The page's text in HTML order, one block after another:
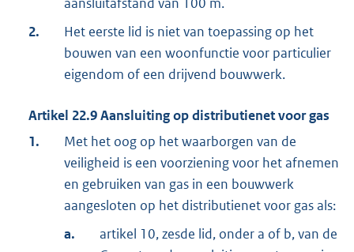
2.
Het eerste lid is niet van toepassing op het
bouwen van een woonfunctie voor particulier
eigendom of een drijvend bouwwerk.
Artikel 22.9Aansluiting op distributienet voor gas
1.
Met het oog op het waarborgen van de
veiligheid is een voorziening voor het afnemen
en gebruiken van gas in een bouwwerk
aangesloten op het distributienet voor gas als:
a.
artikel 10, zesde lid, onder a of b, van de